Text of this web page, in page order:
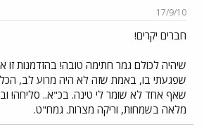
ו
ש
א
17/9/10
חברים יקרים!
שיהיה לכולם גמר חתימה טובה! בהזדמנות
שפגעתי בו, באמת שזה לא היה מרוע לב, הכל
שאף אחד לא שומר לי טינה. בכ"א.. סליחה!
מלאה בשמחות, וריקה מצרות. גמח"ט.